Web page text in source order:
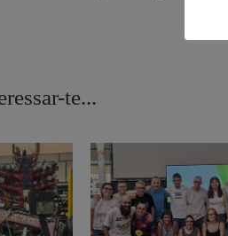
te...